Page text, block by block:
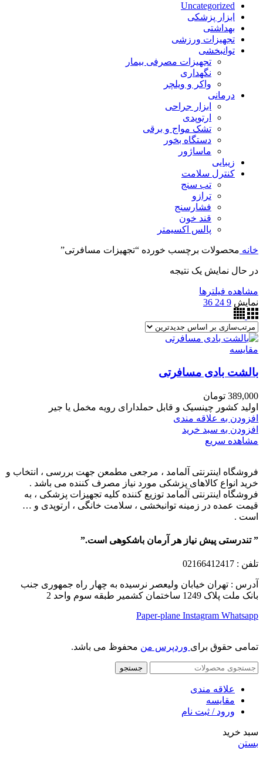
Uncategorized
ابزار پزشکی
بهداشتی
تجهیزات ورزشی
توانبخشی
تجهیزات مصرفی بیمار
نگهداری
واکر و ویلچر
درمانی
ابزار جراحی
ارتوپدی
تشک مواج و برقی
دستگاه بخور
ماساژور
زیبایی
کنترل سلامت
تب سنج
ترازو
فشارسنج
قند خون
پالس اکسیمتر
خانه محصولات برچسب خورده “تجهیزات مسافرتی”
در حال نمایش یک نتیجه
مشاهده فیلترها
نمایش 9
24
36
مقایسه
بالشت بادی مسافرتی
389,000 تومان
اولید کشور چینسیک و قابل حملدارای رویه مخمل یا جیر
افزودن به علاقه مندی
افزودن به سبد خرید
مشاهده سریع
فروشگاه اینترنتی آلمامد ، مرجعی مطمعن جهت بررسی ، انتخاب و
خرید انواع کالاهای پزشکی مورد نیاز مصرف کننده می باشد .
فروشگاه اینترنتی آلمامد توزیع کننده کلیه تجهیزات پزشکی ، به
قیمت عمده در زمینه توانبخشی ، سلامت خانگی ، ارتوپدی و …
است .
” تندرستی پیش نیاز هر آرمان باشکوهی است.”
تلفن : 02166412417
آدرس : تهران خیابان ولیعصر نرسیده به چهار راه جمهوری جنب
بانک ملت پلاک 1249 ساختمان کشمیر طبقه سوم واحد 2
Paper-plane Instagram Whatsapp
تمامی حقوق برای وردپرس من محفوظ می باشد.
جستجو
علاقه مندی
مقایسه
ورود / ثبت نام
سبد خرید
بستن